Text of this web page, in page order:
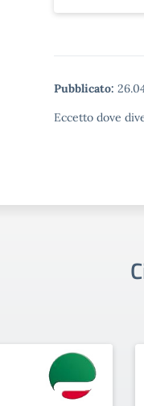
Pubblicato:
Eccetto dove